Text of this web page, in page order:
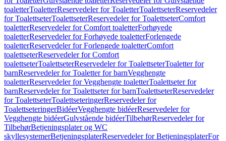
toaletterToaletterReservedeler for ToaletterToalettseterReservedeler
for ToalettseterToalettseterReservedeler for ToalettseterComfort
toaletterReservedeler for Comfort toaletterForhøyede
toaletterReservedeler for Forhøyede toaletterForlengede
toaletterReservedeler for Forlengede toaletterComfort
toalettseterReservedeler for Comfort
toalettseterToalettseterReservedeler for ToalettseterToaletter for
barnReservedeler for Toaletter for barnVegghengte
toaletterReservedeler for Vegghengte toaletterToalettseter for
barnReservedeler for Toalettseter for barnToalettseterReservedeler
for ToalettseterToalettseteringerReservedeler for
ToalettseteringerBidéerVegghengte bidéerReservedeler for
Vegghengte bidéerGulvstående bidéerTilbehørReservedeler for
TilbehørBetjeningsplater og WC
skyllesystemerBetjeningsplaterReservedeler for BetjeningsplaterFor